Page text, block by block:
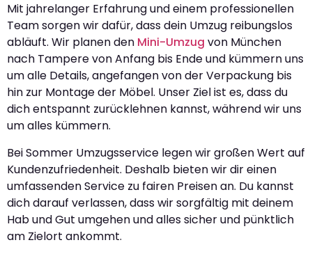
Mit jahrelanger Erfahrung und einem professionellen
Team sorgen wir dafür, dass dein Umzug reibungslos
abläuft. Wir planen den Mini-Umzug von München
nach Tampere von Anfang bis Ende und kümmern uns
um alle Details, angefangen von der Verpackung bis
hin zur Montage der Möbel. Unser Ziel ist es, dass du
dich entspannt zurücklehnen kannst, während wir uns
um alles kümmern.
Bei Sommer Umzugsservice legen wir großen Wert auf
Kundenzufriedenheit. Deshalb bieten wir dir einen
umfassenden Service zu fairen Preisen an. Du kannst
dich darauf verlassen, dass wir sorgfältig mit deinem
Hab und Gut umgehen und alles sicher und pünktlich
am Zielort ankommt.